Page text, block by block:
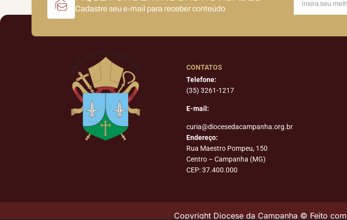
Cadastre seu e-mail para receber conteúdo
CONTATOS
Telefone:
(35) 3261-1217
E-mail:
curia@diocesedacampanha.org.br
Endereço:
Rua Maestro Pompeu, 150
Centro – Campanha (MG)
CEP: 37.400.000
Copyright Diocese da Campanha © Feito com